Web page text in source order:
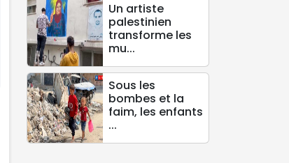
Un artiste
palestinien
transforme les
mu...
Sous les
bombes et la
faim, les enfants
...